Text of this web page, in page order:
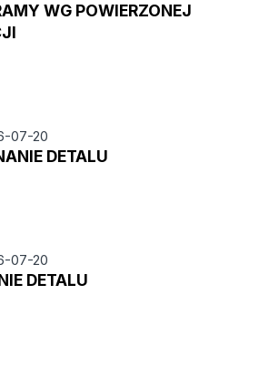
WG POWIERZONEJ
07-20
DETALU
07-20
DETALU